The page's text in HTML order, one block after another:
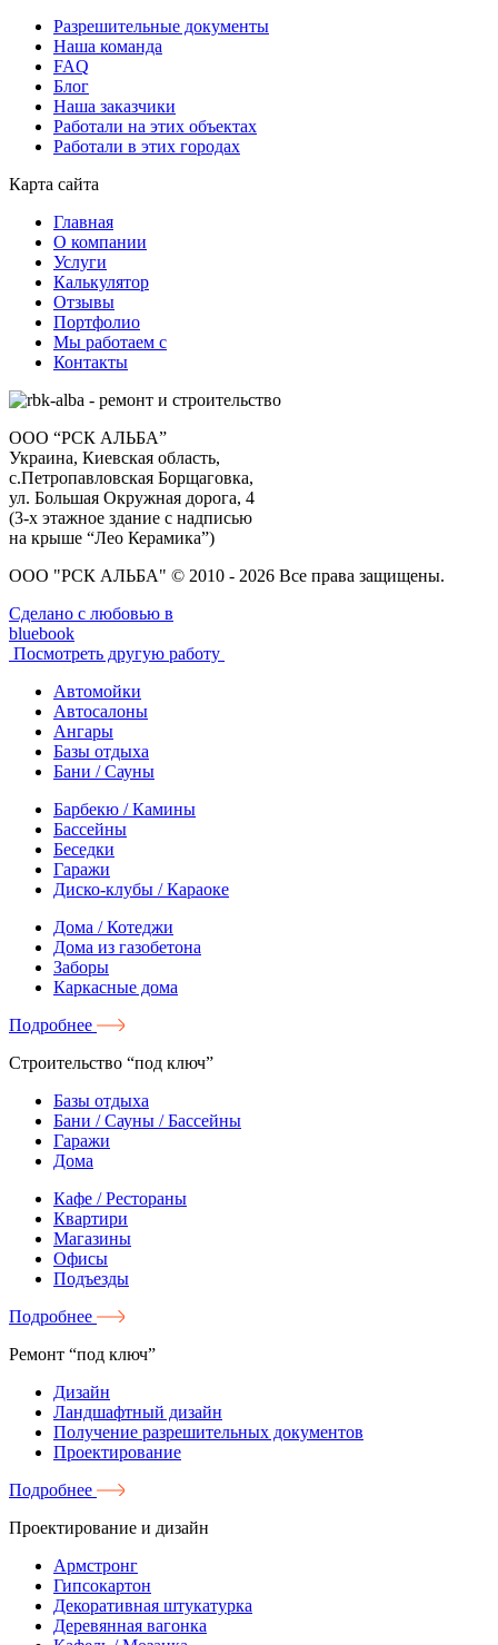
Разрешительные документы
Наша команда
FAQ
Блог
Наша заказчики
Работали на этих объектах
Работали в этих городах
Карта сайта
Главная
О компании
Услуги
Калькулятор
Отзывы
Портфолио
Мы работаем с
Контакты
ООО “РСК АЛЬБА”
Украина, Киевская область,
с.Петропавловская Борщаговка,
ул. Большая Окружная дорога, 4
(3-х этажное здание с надписью
на крыше “Лео Керамика”)
ООО "РСК АЛЬБА" © 2010 - 2026 Все права защищены.
Сделано с любовью в
bluebook
Посмотреть другую работу
Автомойки
Автосалоны
Ангары
Базы отдыха
Бани / Сауны
Барбекю / Камины
Бассейны
Беседки
Гаражи
Диско-клубы / Караоке
Дома / Котеджи
Дома из газобетона
Заборы
Каркасные дома
Подробнее
Строительство “под ключ”
Базы отдыха
Бани / Сауны / Бассейны
Гаражи
Дома
Кафе / Рестораны
Квартири
Магазины
Офисы
Подъезды
Подробнее
Ремонт “под ключ”
Дизайн
Ландшафтный дизайн
Получение разрешительных документов
Проектирование
Подробнее
Проектирование и дизайн
Армстронг
Гипсокартон
Декоративная штукатурка
Деревянная вагонка